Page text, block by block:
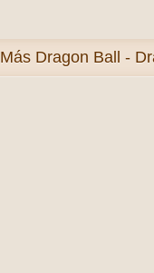
Más Dragon Ball -